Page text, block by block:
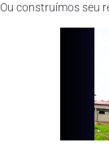
Ou construímos seu